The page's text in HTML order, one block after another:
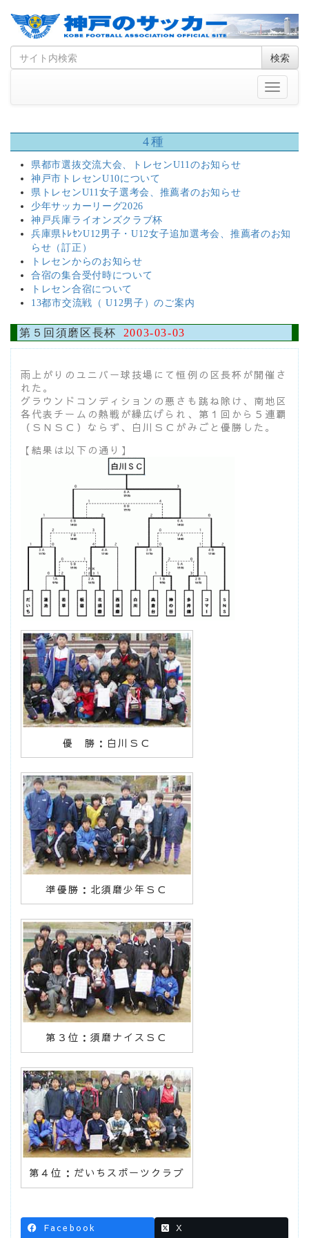
Skip
to
Search
for
検索
Toggle
4種
県都市選抜交流大会、トレセンU11のお知らせ
神戸市トレセンU10について
県トレセンU11女子選考会、推薦者のお知らせ
少年サッカーリーグ2026
神戸兵庫ライオンズクラブ杯
兵庫県ﾄﾚｾﾝU12男子・U12女子追加選考会、推薦者のお知
らせ（訂正）
トレセンからのお知らせ
合宿の集合受付時について
トレセン合宿について
13都市交流戦（ U12男子）のご案内
第５回須磨区長杯 2003-03-03
雨上がりのユニバー球技場にて恒例の区長杯が開催さ
れた。
グラウンドコンディションの悪さも跳ね除け、南地区
各代表チームの熱戦が繰広げられ、第１回から５連覇
（ＳＮＳＣ）ならず、白川ＳＣがみごと優勝した。
【結果は以下の通り】
優 勝：白川ＳＣ
準優勝：北須磨少年ＳＣ
第３位：須磨ナイスＳＣ
第４位：だいちスポーツクラブ
Facebook X